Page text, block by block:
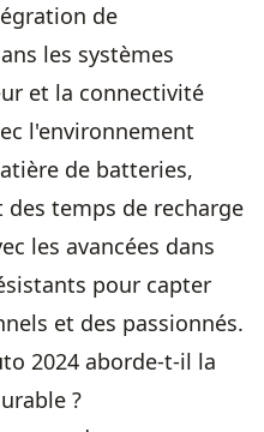
de
les systèmes
et la connectivité
l'environnement
de batteries,
temps de recharge
les avancées dans
pour capter
et des passionnés.
2024 aborde-t-il la
?